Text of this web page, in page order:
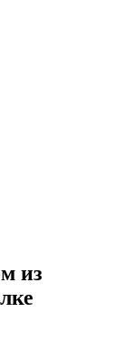
из